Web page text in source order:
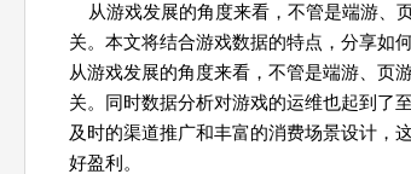
从游戏发展的角度来看，不管是端游、
关。本文将结合游戏数据的特点，分享如
从游戏发展的角度来看，不管是端游、页
关。同时数据分析对游戏的运维也起到了
及时的渠道推广和丰富的消费场景设计，
好盈利。